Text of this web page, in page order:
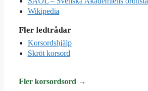
Wikipedia
Fler ledtrådar
Korsordshjälp
Skröt korsord
Fler korsordsord →